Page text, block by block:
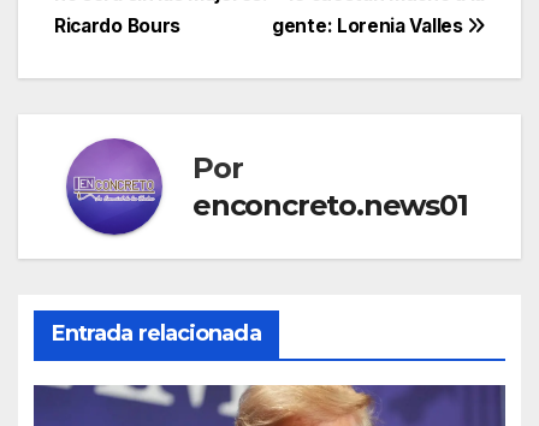
de
entradas
gente: Lorenia Valles
Ricardo Bours
Por
enconcreto.news01
Entrada relacionada